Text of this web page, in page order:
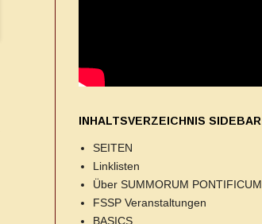
INHALTSVERZEICHNIS SIDEBAR
SEITEN
Linklisten
Über SUMMORUM PONTIFICUM
FSSP Veranstaltungen
BASICS